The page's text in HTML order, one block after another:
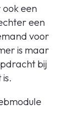
een
een
voor
is maar
bij